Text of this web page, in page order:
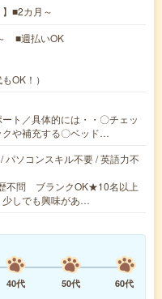
】■2カ月～
■週払いOK
OK！）
ト／具体的には・・〇チェッ
クや補充する〇ベッド…
パソコンスキル不要 / 英語力不
不問 ブランクOK★10名以上
少しでも興味があ…
40代 50代
60代